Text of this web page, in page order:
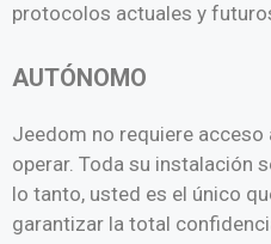
protocolos actuales y
AUTÓNOMO
Jeedom no requiere
operar. Toda su instalación
lo tanto, usted es el único
garantizar la total